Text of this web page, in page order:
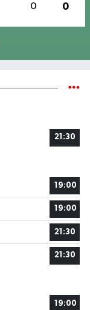
0 0
21:30
19:00
19:00
21:30
21:30
19:00